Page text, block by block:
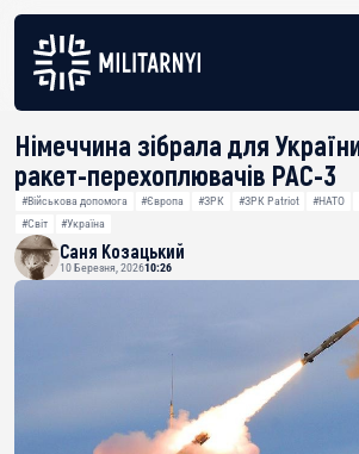
Німеччина зібрала для
ракет-перехоплювачів PAC-3
#Військова допомога #Європа #ЗРК #ЗРК Patriot #НАТО
#Світ
#Україна
Саня Козацький
10 Березня, 202610:26